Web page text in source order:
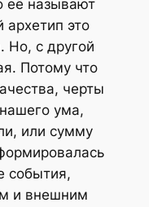
её назы­ва­ют
это
Но, с дру­гой
Пото­му что
чер­ты
ума,
или сум­му
собы­тия,
и внеш­ним